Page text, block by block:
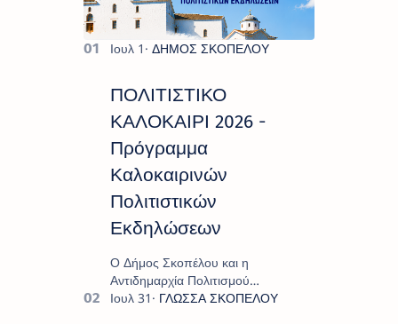
ΠΟΛΙΤΙΣΤΙΚΟ
ΚΑΛΟΚΑΙΡΙ 2026 -
Πρόγραμμα
Καλοκαιρινών
Πολιτιστικών
Εκδηλώσεων
Ο Δήμος Σκοπέλου και η
Αντιδημαρχία Πολιτισμού
παρουσιάζουν το πρόγραμμα «